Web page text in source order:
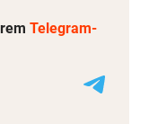
Telegram-